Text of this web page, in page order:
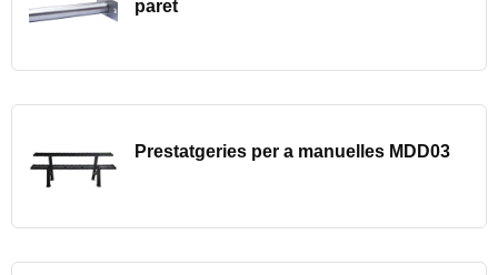
paret
Prestatgeries per a manuelles MDD03